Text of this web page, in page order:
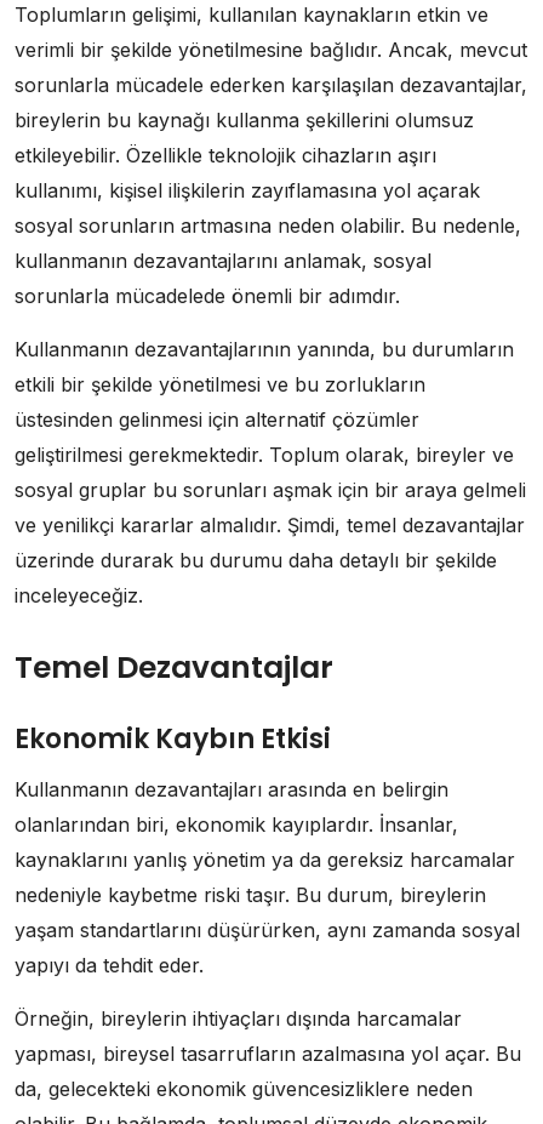
Toplumların gelişimi, kullanılan kaynakların etkin ve
verimli bir şekilde yönetilmesine bağlıdır. Ancak, mevcut
sorunlarla mücadele ederken karşılaşılan dezavantajlar,
bireylerin bu kaynağı kullanma şekillerini olumsuz
etkileyebilir. Özellikle teknolojik cihazların aşırı
kullanımı, kişisel ilişkilerin zayıflamasına yol açarak
sosyal sorunların artmasına neden olabilir. Bu nedenle,
kullanmanın dezavantajlarını anlamak, sosyal
sorunlarla mücadelede önemli bir adımdır.
Kullanmanın dezavantajlarının yanında, bu durumların
etkili bir şekilde yönetilmesi ve bu zorlukların
üstesinden gelinmesi için alternatif çözümler
geliştirilmesi gerekmektedir. Toplum olarak, bireyler ve
sosyal gruplar bu sorunları aşmak için bir araya gelmeli
ve yenilikçi kararlar almalıdır. Şimdi, temel dezavantajlar
üzerinde durarak bu durumu daha detaylı bir şekilde
inceleyeceğiz.
Temel Dezavantajlar
Ekonomik Kaybın Etkisi
Kullanmanın dezavantajları arasında en belirgin
olanlarından biri, ekonomik kayıplardır. İnsanlar,
kaynaklarını yanlış yönetim ya da gereksiz harcamalar
nedeniyle kaybetme riski taşır. Bu durum, bireylerin
yaşam standartlarını düşürürken, aynı zamanda sosyal
yapıyı da tehdit eder.
Örneğin, bireylerin ihtiyaçları dışında harcamalar
yapması, bireysel tasarrufların azalmasına yol açar. Bu
da, gelecekteki ekonomik güvencesizliklere neden